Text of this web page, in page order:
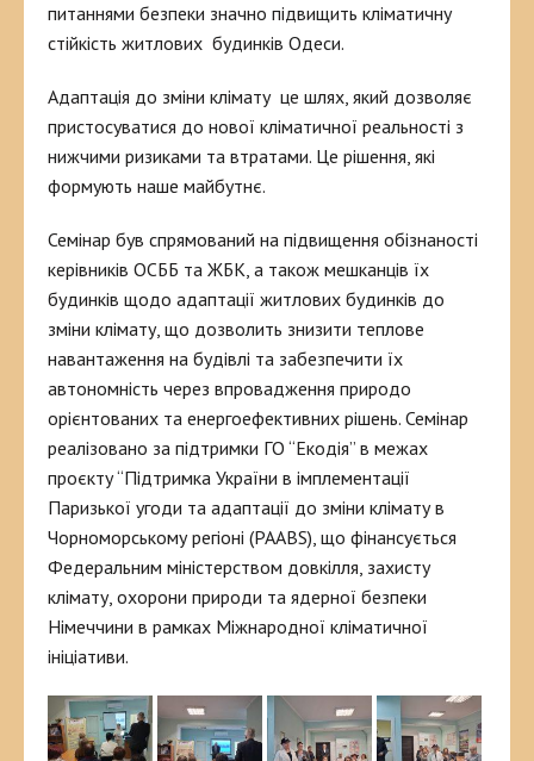
питаннями безпеки значно підвищить кліматичну
стійкість житлових будинків Одеси.
Адаптація до зміни клімату це шлях, який дозволяє
пристосуватися до нової кліматичної реальності з
нижчими ризиками та втратами. Це рішення, які
формують наше майбутнє.
Семінар був спрямований на підвищення обізнаності
керівників ОСББ та ЖБК, а також мешканців їх
будинків щодо адаптації житлових будинків до
зміни клімату, що дозволить знизити теплове
навантаження на будівлі та забезпечити їх
автономність через впровадження природо
орієнтованих та енергоефективних рішень. Семінар
реалізовано за підтримки ГО “Екодія” в межах
проєкту “Підтримка України в імплементації
Паризької угоди та адаптації до зміни клімату в
Чорноморському регіоні (PAABS), що фінансується
Федеральним міністерством довкілля, захисту
клімату, охорони природи та ядерної безпеки
Німеччини в рамках Міжнародної кліматичної
ініціативи.